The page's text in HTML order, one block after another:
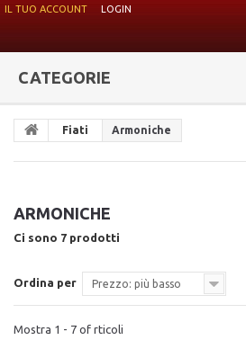
IL TUO ACCOUNT
LOGIN
CATEGORIE
Fiati Armoniche
ARMONICHE
Ci sono 7 prodotti
Ordina per Prezzo: più basso
Mostra 1 - 7 of rticoli